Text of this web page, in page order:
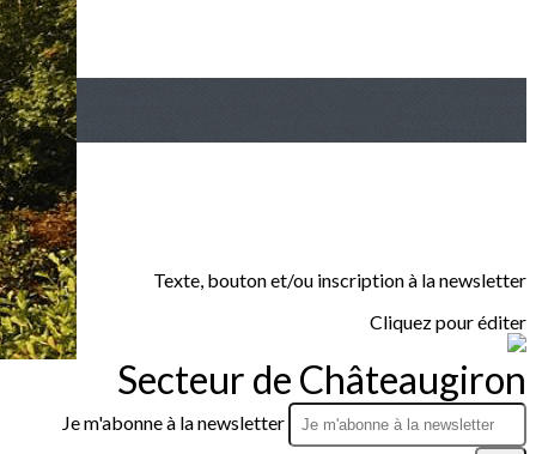
Texte, bouton et/ou inscription à la newsletter
Cliquez pour éditer
Secteur de Châteaugiron
Je m'abonne à la newsletter